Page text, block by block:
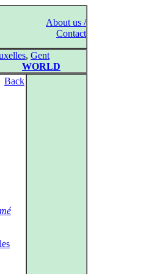
About us /
Contact
, Gent
WORLD
Back